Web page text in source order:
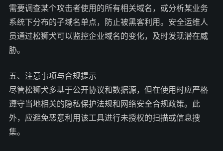
需要调查某个攻击者使用的所有相关域名，或分析某业务
系统下分布的子域名单点，防止被黑客利用。安全运维人
员通过松狮犬可以监控企业域名的变化，及时发现潜在威
胁。
五、注意事项与合规提示
尽管松狮犬多基于公开协议和数据源，但在使用时应严格
遵守当地相关的隐私保护法规和网络安全合规政策。此
外，应避免恶意利用该工具进行未授权的扫描或信息搜
集。